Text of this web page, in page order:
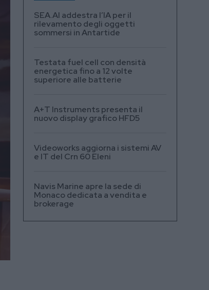
SEA.AI addestra l’IA per il
rilevamento degli oggetti
sommersi in Antartide
Testata fuel cell con densità
energetica fino a 12 volte
superiore alle batterie
A+T Instruments presenta il
nuovo display grafico HFD5
Videoworks aggiorna i sistemi AV
e IT del Crn 60 Eleni
Navis Marine apre la sede di
Monaco dedicata a vendita e
brokerage